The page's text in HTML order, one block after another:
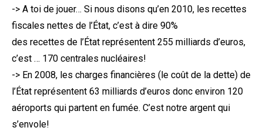
-> A toi de jouer… Si nous disons qu’en 2010, les recettes
fiscales nettes de l’État, c’est à dire 90%
des recettes de l’État représentent 255 milliards d’euros,
c’est … 170 centrales nucléaires!
-> En 2008, les charges financières (le coût de la dette) de
l’État représentent 63 milliards d’euros donc environ 120
aéroports qui partent en fumée. C’est notre argent qui
s’envole!